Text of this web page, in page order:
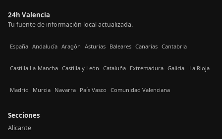
24h Valencia
Tu fuente de información local actualizada.
España Andalucía Aragón Asturias Baleares Canarias Cantabria
Castilla La-Mancha Castilla y León Cataluña Extremadura Galicia La Rioja
Madrid Murcia Navarra País Vasco Comunidad Valenciana
Secciones
Alicante